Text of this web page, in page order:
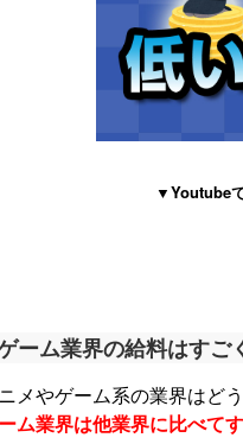
▼Youtube
ーム業界の給料はすご
メやゲーム系の業界はど
ム業界は他業界に比べて